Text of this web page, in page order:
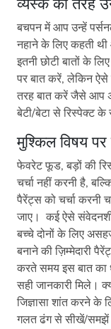
व्यस्क की तरह
बचपन में आप उन्हें
नहाने के लिए कहती
इतनी छोटी बातों के
पर बात करें, लेकिन
तरह बात करें जैसे आप
बेटी/बेटा से रिस्पेक्ट के
मुश्किल विषय पर
फेवरेट फूड, बड़ों की
चर्चा नहीं करनी है,
पैरेंट्स को चर्चा करनी
जाए। कई ऐसे
बच्चे दोनों के लिए
बनाने की ज़िम्मेदारी
करते समय इस बात का
सही जानकारी मिले।
जिज्ञासा शांत करने के
गलत ढंग से सीखें/